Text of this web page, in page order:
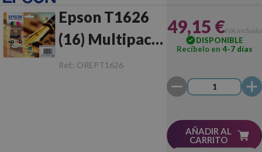
Epson T1626
(16) Multipack
Original
Ref.: OREPT1626
49,15 €IVA incluido
DISPONIBLE
Recíbelo en 4-7 días
AÑADIR AL
CARRITO